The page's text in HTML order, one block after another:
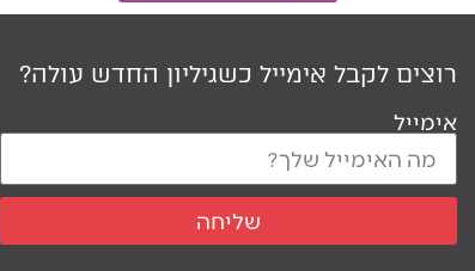
רוצים לקבל אימייל כשגיליון החדש עולה?
אימייל
שליחה